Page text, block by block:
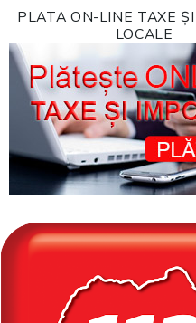
PLATA ON-LINE TAXE
LOCALE